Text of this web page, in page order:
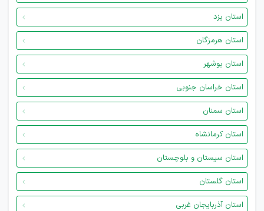
استان یزد
استان هرمزگان
استان بوشهر
استان خراسان جنوبی
استان سمنان
استان کرمانشاه
استان سیستان و بلوچستان
استان گلستان
استان آذربایجان غربی